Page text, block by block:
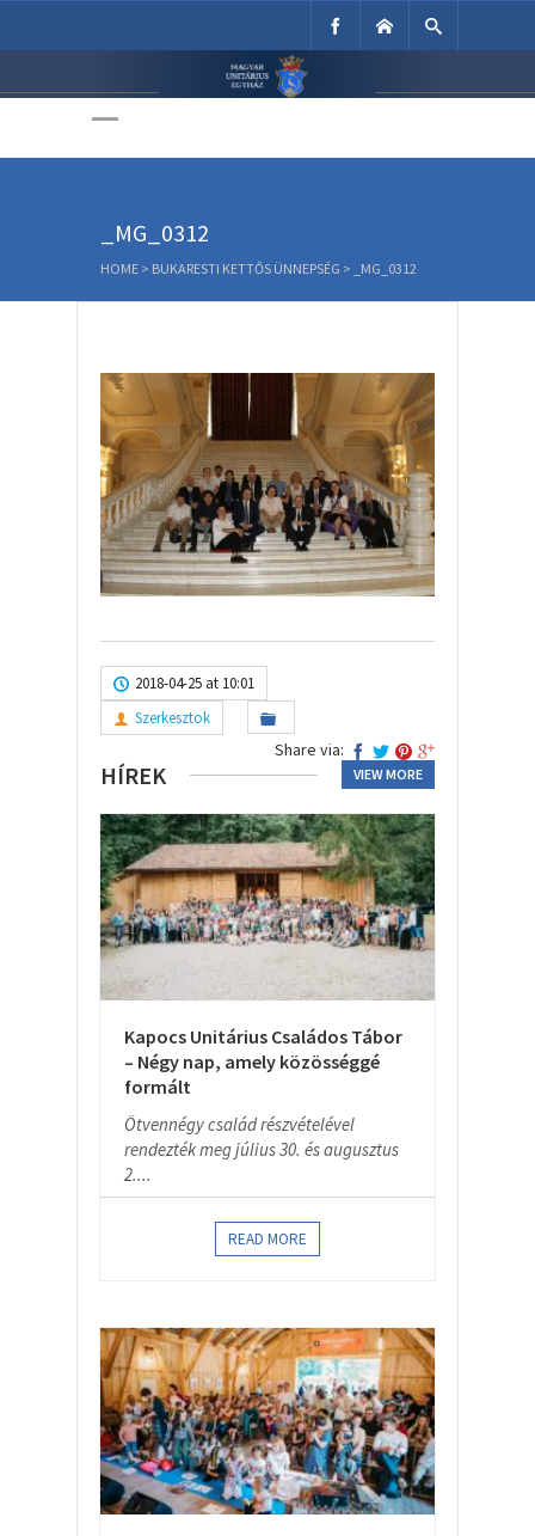
Unitárius Egyház
_MG_0312
HOME > BUKARESTI KETTŐS ÜNNEPSÉG > _MG_0312
2018-04-25 at 10:01
Szerkesztok
Share via:
HÍREK VIEW MORE
Kapocs Unitárius Családos Tábor
– Négy nap, amely közösséggé
formált
Ötvennégy család részvételével
rendezték meg július 30. és augusztus
2....
READ MORE